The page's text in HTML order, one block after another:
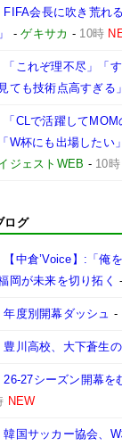
FIFA会長に吹き荒れ
-ゲキサカ - 10時
「これぞ理不尽」「
ても技術点高すぎる」
「CLで活躍して
W杯にも出場したい
ジェストWEB - 10時
ログ
【中倉’Voice】:「
岡が未来を切り拓く -
年度別開幕ダッシュ -
豊川高校、大下蒼生
26-27シーズン開幕を
NEW
韓国サッカー協会、